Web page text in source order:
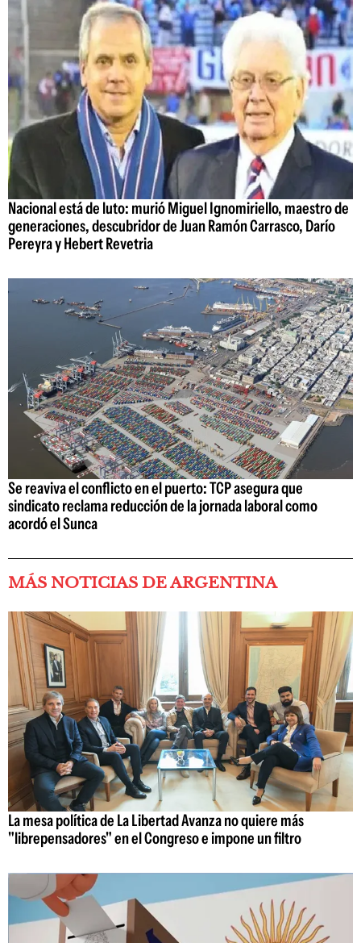
Nacional está de luto: murió Miguel Ignomiriello, maestro de
generaciones, descubridor de Juan Ramón Carrasco, Darío
Pereyra y Hebert Revetria
Se reaviva el conflicto en el puerto: TCP asegura que
sindicato reclama reducción de la jornada laboral como
acordó el Sunca
MÁS NOTICIAS DE ARGENTINA
La mesa política de La Libertad Avanza no quiere más
"librepensadores" en el Congreso e impone un filtro